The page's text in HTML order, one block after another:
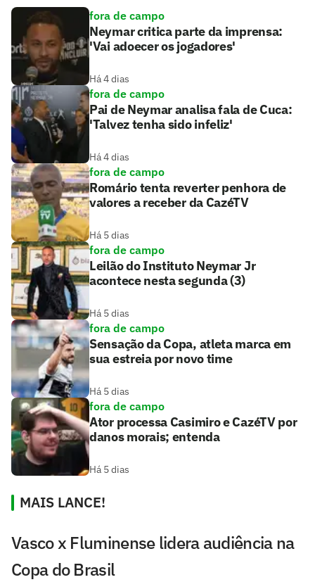
fora de campo
Neymar critica parte da imprensa:
'Vai adoecer os jogadores'
Há 4 dias
fora de campo
Pai de Neymar analisa fala de Cuca:
'Talvez tenha sido infeliz'
Há 4 dias
fora de campo
Romário tenta reverter penhora de
valores a receber da CazéTV
Há 5 dias
fora de campo
Leilão do Instituto Neymar Jr
acontece nesta segunda (3)
Há 5 dias
fora de campo
Sensação da Copa, atleta marca em
sua estreia por novo time
Há 5 dias
fora de campo
Ator processa Casimiro e CazéTV por
danos morais; entenda
Há 5 dias
MAIS LANCE!
Vasco x Fluminense lidera audiência na
Copa do Brasil